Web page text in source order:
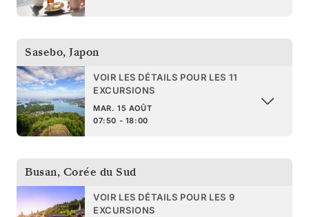
Sasebo, Japon
VOIR LES DÉTAILS POUR LES 11
EXCURSIONS
MAR. 15 AOÛT
07:50 - 18:00
Busan, Corée du Sud
VOIR LES DÉTAILS POUR LES 9
EXCURSIONS